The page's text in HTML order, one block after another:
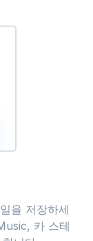
을 저장하세
카 스테